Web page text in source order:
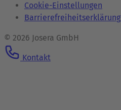
Cookie-Einstellungen
Barrierefreiheitserklärung
© 2026 Josera GmbH
Kontakt